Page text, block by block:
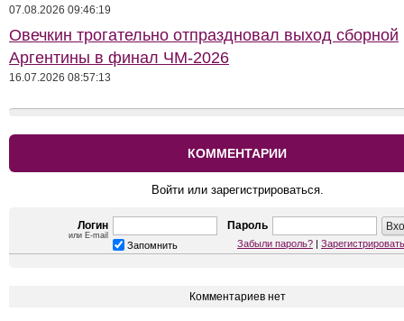
07.08.2026 09:46:19
Овечкин трогательно отпраздновал выход сборной
Аргентины в финал ЧМ-2026
16.07.2026 08:57:13
КОММЕНТАРИИ
Войти или зарегистрироваться.
Логин
или E-mail
Пароль
Запомнить Забыли пароль? |
Комментариев нет